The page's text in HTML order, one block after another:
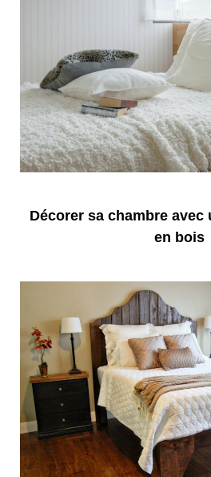
Décorer sa chambre avec
en bois